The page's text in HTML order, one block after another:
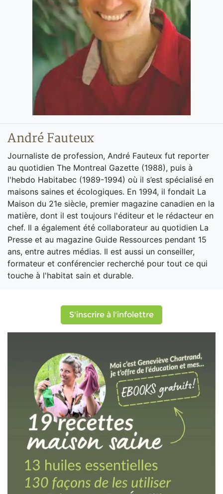
André Fauteux
Journaliste de profession, André Fauteux fut reporter
au quotidien The Montreal Gazette (1988), puis à
l'hebdo Habitabec (1989-1994) où il s’est spécialisé en
maisons saines et écologiques. En 1994, il fondait La
Maison du 21e siècle, premier magazine canadien en la
matière, dont il est toujours l'éditeur et le rédacteur en
chef. Il a également été collaborateur au quotidien La
Presse et au magazine Guide Ressources pendant 15
ans, entre autres médias. Il est aussi un conseiller,
formateur et conférencier recherché pour tout ce qui
touche à l'habitat sain et durable.
S'inscrire à l'infolettre